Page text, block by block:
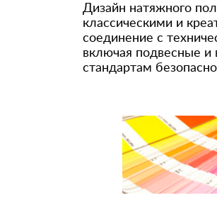
Дизайн натяжного
классическими и
соединение с
включая подвесные и
стандартам